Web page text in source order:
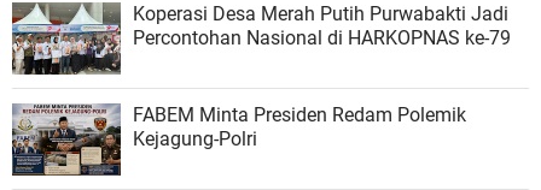
Koperasi Desa Merah Putih Purwabakti Jadi
Percontohan Nasional di HARKOPNAS ke-79
FABEM Minta Presiden Redam Polemik
Kejagung-Polri